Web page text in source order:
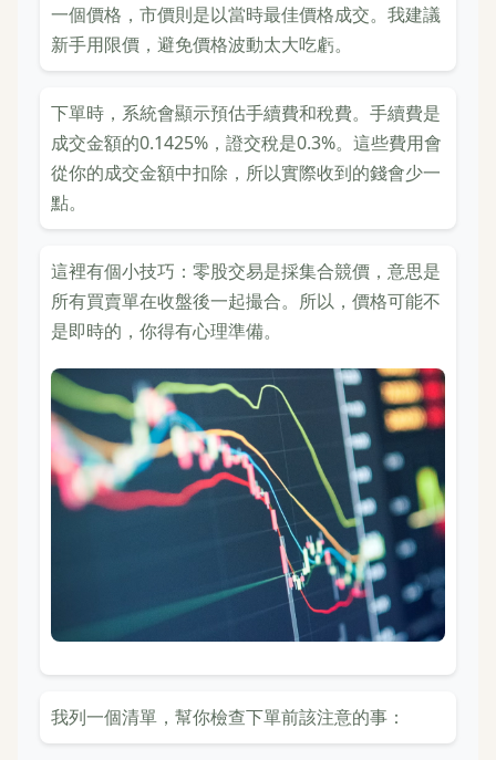
一個價格，市價則是以當時最佳價格成交。我建議
新手用限價，避免價格波動太大吃虧。
下單時，系統會顯示預估手續費和稅費。手續費是
成交金額的0.1425%，證交稅是0.3%。這些費用會
從你的成交金額中扣除，所以實際收到的錢會少一
點。
這裡有個小技巧：零股交易是採集合競價，意思是
所有買賣單在收盤後一起撮合。所以，價格可能不
是即時的，你得有心理準備。
我列一個清單，幫你檢查下單前該注意的事：